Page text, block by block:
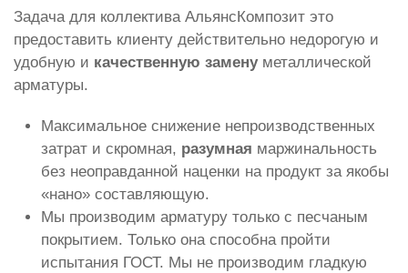
Задача для коллектива АльянсКомпозит это
предоставить клиенту действительно недорогую и
удобную и качественную заменуметаллической
арматуры.
Максимальное снижение непроизводственных
затрат и скромная, разумная маржинальность
без неоправданной наценки на продукт за якобы
«нано» составляющую.
Мы производим арматуру только с песчаным
покрытием. Только она способна пройти
испытания ГОСТ. Мы не производим гладкую